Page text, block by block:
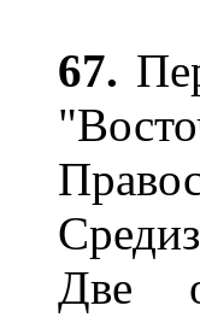
67.
Две